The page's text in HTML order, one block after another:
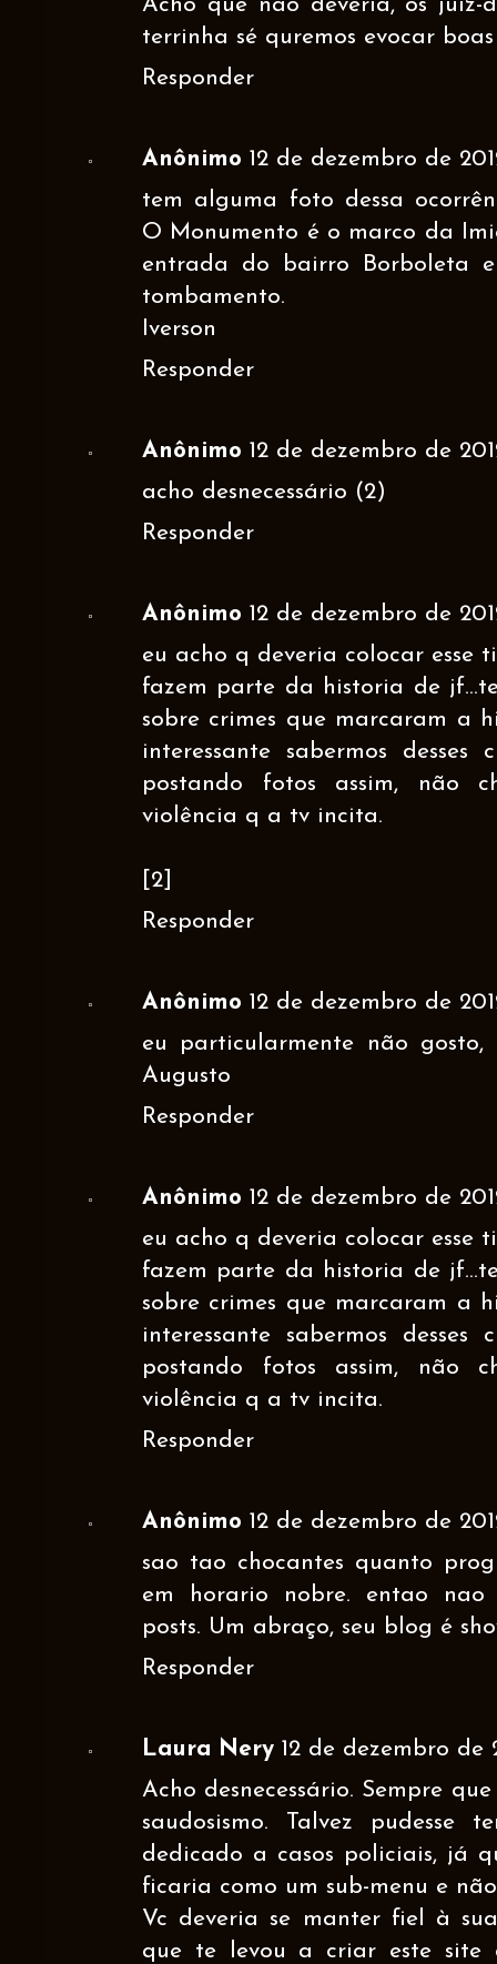
terrinha sé quremos evocar
Responder
Anônimo 12 de dezembro de
tem alguma foto dessa
O Monumento é o marco da
entrada do bairro Borboleta
tombamento.
Iverson
Responder
Anônimo 12 de dezembro de
acho desnecessário (2)
Responder
Anônimo 12 de dezembro de
eu acho q deveria colocar esse
fazem parte da historia de
sobre crimes que marcaram a
interessante sabermos desses
postando fotos assim, não
violência q a tv incita.
[2]
Responder
Anônimo 12 de dezembro de
eu particularmente não gosto,
Augusto
Responder
Anônimo 12 de dezembro de
eu acho q deveria colocar esse
fazem parte da historia de
sobre crimes que marcaram a
interessante sabermos desses
postando fotos assim, não
violência q a tv incita.
Responder
Anônimo 12 de dezembro de
sao tao chocantes quanto
em horario nobre. entao nao
posts. Um abraço, seu blog é
Responder
Laura Nery 12 de dezembro de
Acho desnecessário. Sempre
saudosismo. Talvez
dedicado a casos policiais, já
ficaria como um sub-menu e
Vc deveria se manter fiel à
que te levou a criar este site